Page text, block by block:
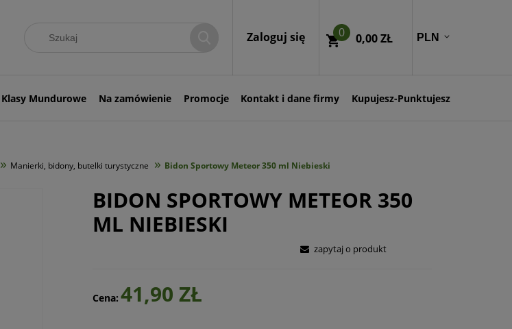
Zaloguj się 0 0,00 ZŁ
Klasy Mundurowe Na zamówienie Promocje Kontakt i dane firmy Kupujesz-Punktujesz
» Manierki, bidony, butelki turystyczne » Bidon Sportowy Meteor 350 ml Niebieski
BIDON SPORTOWY METEOR 350
ML NIEBIESKI
zapytaj o produkt
Cena: 41,90 ZŁ